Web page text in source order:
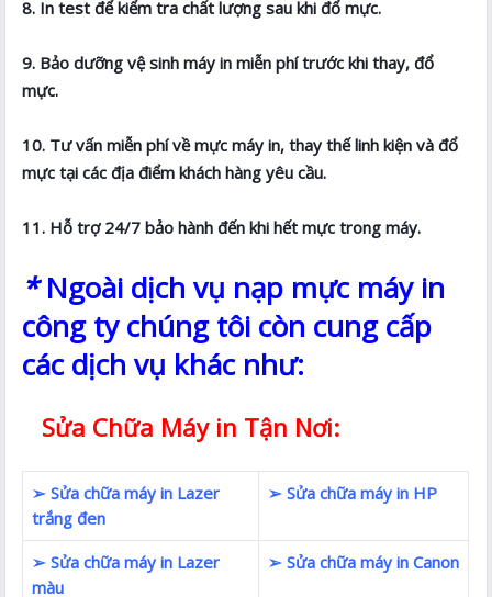
8. In test để kiểm tra chất lượng sau khi đổ mực.
9. Bảo dưỡng vệ sinh máy in miễn phí trước khi thay, đổ
mực.
10. Tư vấn miễn phí về mực máy in, thay thế linh kiện và đổ
mực tại các địa điểm khách hàng yêu cầu.
11. Hỗ trợ 24/7 bảo hành đến khi hết mực trong máy.
*Ngoài dịch vụ nạp mực máy in
công ty chúng tôi còn cung cấp
các dịch vụ khác như:
Sửa Chữa Máy in Tận Nơi:
➢ Sửa chữa máy in Lazer
trắng đen
➢ Sửa chữa máy in HP
➢ Sửa chữa máy in Lazer
màu
➢ Sửa chữa máy in Canon